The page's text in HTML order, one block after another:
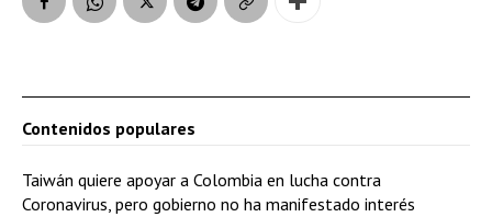
Contenidos populares
Taiwán quiere apoyar a Colombia en lucha contra
Coronavirus, pero gobierno no ha manifestado interés